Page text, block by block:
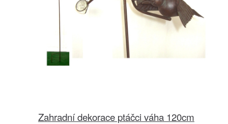
Zahradní dekorace ptáčci váha 120cm